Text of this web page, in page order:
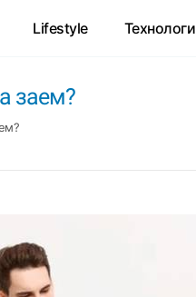
Lifestyle
заем?